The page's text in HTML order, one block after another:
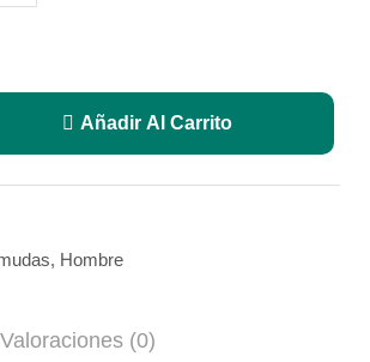
Añadir Al Carrito
, Hombre
Valoraciones (0)